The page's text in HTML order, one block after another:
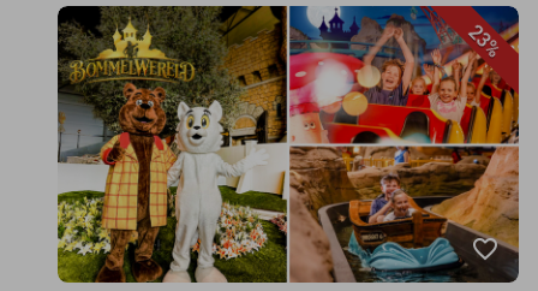
23%
favorite_border